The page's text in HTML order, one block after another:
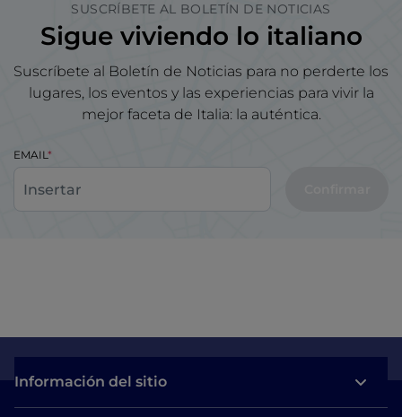
SUSCRÍBETE AL BOLETÍN DE NOTICIAS
Sigue viviendo lo italiano
Suscríbete al Boletín de Noticias para no perderte los
lugares, los eventos y las experiencias para vivir la
mejor faceta de Italia: la auténtica.
EMAIL
Información del sitio